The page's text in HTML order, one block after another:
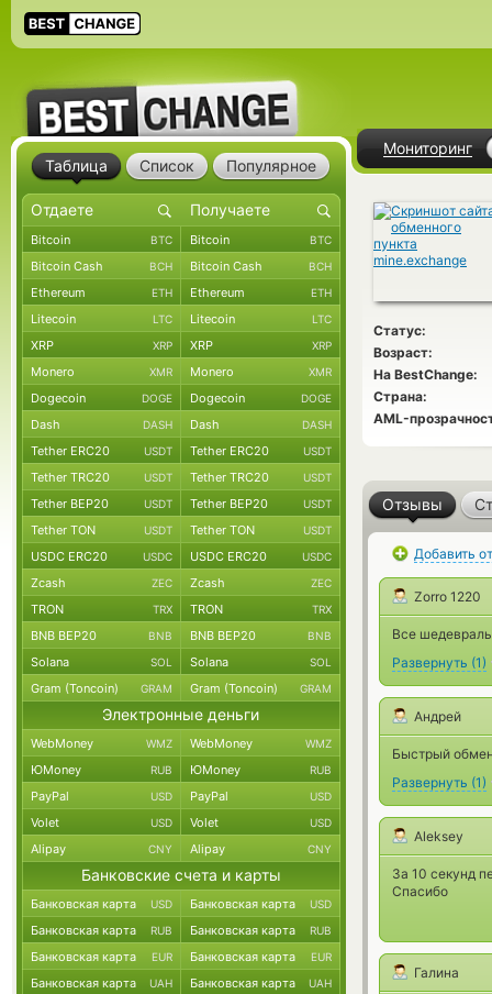
Мониторинг
Статус:
Возраст:
На BestChange:
Страна:
AML-
Отзывы
Добавить
Zorro 1220
Все
Развернуть (1)
Андрей
Быстрый
Развернуть (1)
Aleksey
За 10 секунд
Спасибо
Галина
Таблица Список Популярное
Bitcoin BTC Bitcoin BTC
Bitcoin Cash BCH Bitcoin Cash BCH
Ethereum ETH Ethereum ETH
Litecoin LTC Litecoin LTC
XRP XRP XRP XRP
Monero XMR Monero XMR
Dogecoin DOGE Dogecoin DOGE
Dash DASH Dash DASH
Tether ERC20 USDT Tether ERC20 USDT
Tether TRC20 USDT Tether TRC20 USDT
Tether BEP20 USDT Tether BEP20 USDT
Tether TON USDT Tether TON USDT
USDC ERC20 USDC USDC ERC20 USDC
Zcash ZEC Zcash ZEC
TRON TRX TRON TRX
BNB BEP20 BNB BNB BEP20 BNB
Solana SOL Solana SOL
Gram (Toncoin) GRAM Gram (Toncoin) GRAM
Электронные деньги
WebMoney WMZ WebMoney WMZ
ЮMoney RUB ЮMoney RUB
PayPal USD PayPal USD
Volet USD Volet USD
Alipay CNY Alipay CNY
Банковские счета и карты
Банковская карта USD Банковская карта USD
Банковская карта RUB Банковская карта RUB
Банковская карта EUR Банковская карта EUR
Банковская карта UAH Банковская карта UAH